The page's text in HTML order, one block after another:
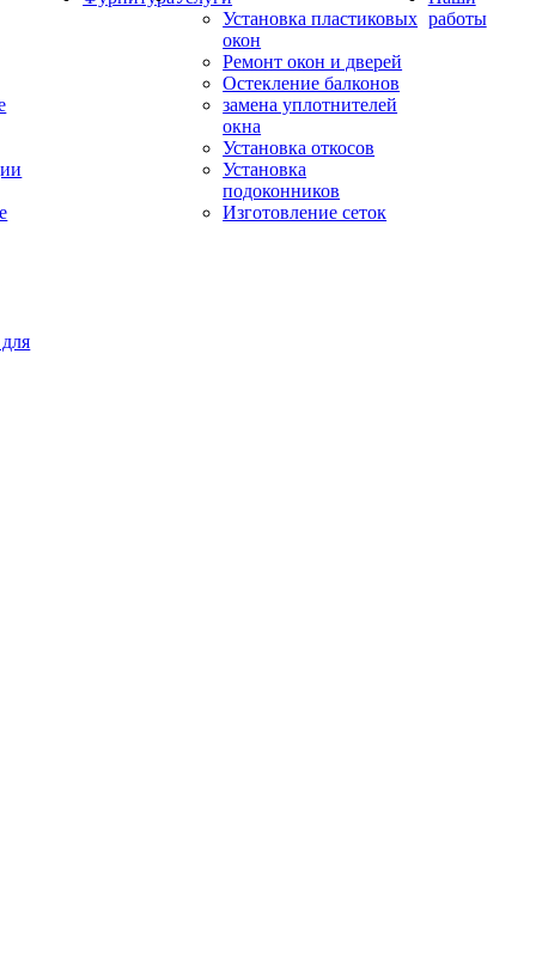
Установка пластиковых
окон
Ремонт окон и дверей
Остекление балконов
замена уплотнителей
окна
Установка откосов
Установка
подоконников
Изготовление сеток
работы